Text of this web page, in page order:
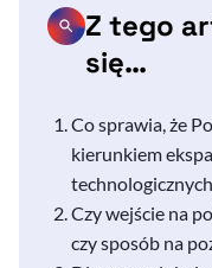
Z tego
się…
Co sprawia, że
kierunkiem
Czy wejście na
czy sposób na